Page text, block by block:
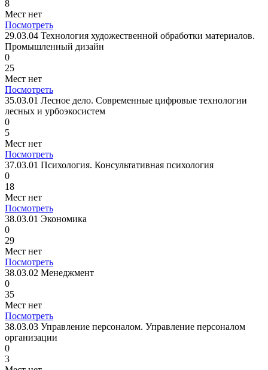
8
Мест нет
Посмотреть
29.03.04 Технология художественной обработки материалов.
Промышленный дизайн
0
25
Мест нет
Посмотреть
35.03.01 Лесное дело. Современные цифровые технологии
лесных и урбоэкосистем
0
5
Мест нет
Посмотреть
37.03.01 Психология. Консультативная психология
0
18
Мест нет
Посмотреть
38.03.01 Экономика
0
29
Мест нет
Посмотреть
38.03.02 Менеджмент
0
35
Мест нет
Посмотреть
38.03.03 Управление персоналом. Управление персоналом
организации
0
3